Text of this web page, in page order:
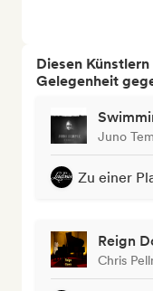
Diesen
Gelegenheit
Juno
Zu einer
Reign
Chris